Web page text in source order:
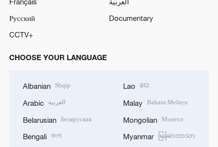
Русский
Documentary
CCTV+
CHOOSE YOUR LANGUAGE
Albanian Shqip
Arabic العربية
Belarusian Беларуская
Bengali বাংলা
Lao ລາວ
Malay Bahasa Melayu
Mongolian Монгол
Myanmar မြန်မာဘာသာ